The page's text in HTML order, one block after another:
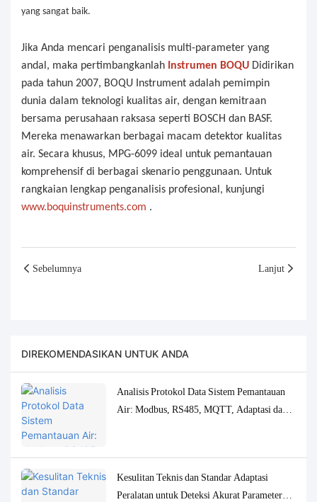
yang sangat baik.
Jika Anda mencari penganalisis multi-parameter yang
andal, maka pertimbangkanlah Instrumen BOQU Didirikan
pada tahun 2007, BOQU Instrument adalah pemimpin
dunia dalam teknologi kualitas air, dengan kemitraan
bersama perusahaan raksasa seperti BOSCH dan BASF.
Mereka menawarkan berbagai macam detektor kualitas
air. Secara khusus, MPG-6099 ideal untuk pemantauan
komprehensif di berbagai skenario penggunaan. Untuk
rangkaian lengkap penganalisis profesional, kunjungi
www.boquinstruments.com .
Sebelumnya Lanjut
DIREKOMENDASIKAN UNTUK ANDA
Analisis Protokol Data Sistem Pemantauan
Air: Modbus, RS485, MQTT, Adaptasi dan
Kesulitan Teknis dan Standar Adaptasi
Peralatan untuk Deteksi Akurat Parameter